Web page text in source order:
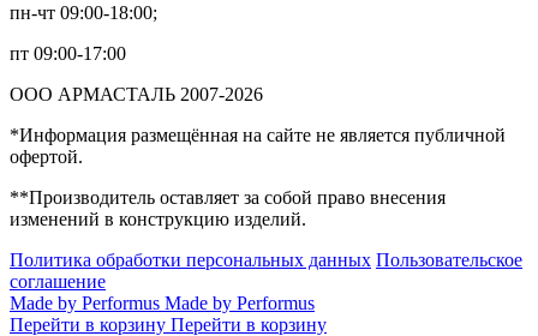
пн-чт 09:00-18:00;
пт 09:00-17:00
ООО АРМАСТАЛЬ 2007-2026
*Информация размещённая на сайте не является публичной
офертой.
**Производитель оставляет за собой право внесения
изменений в конструкцию изделий.
Политика обработки персональных данных Пользовательское
соглашение
Made by Performus Made by Performus
Перейти в корзину Перейти в корзину